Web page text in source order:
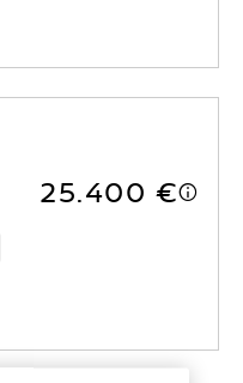
25.400 €